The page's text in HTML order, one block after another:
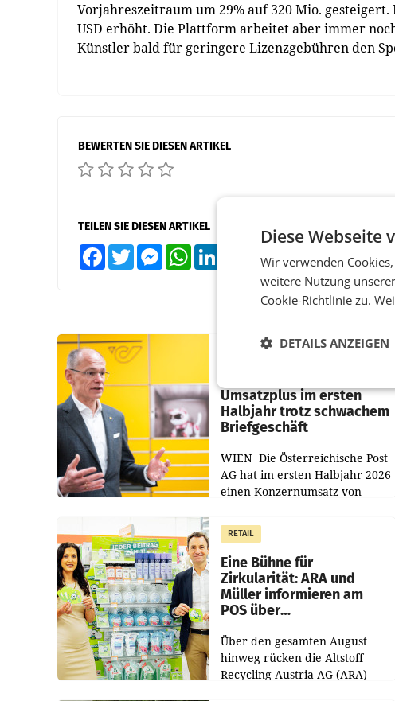
Vorjahreszeitraum um 29% auf 320 Mio.
USD erhöht. Die Plattform arbeitet aber immer
Künstler bald für geringere Lizenzgebühren den
BEWERTEN SIE DIESEN ARTIKEL
TEILEN SIE DIESEN ARTIKEL
FacebookTwitter MessengerWhatsApp
PRIMENEWS
Umsatzplus im ersten
Halbjahr trotz schwachem
Briefgeschäft
WIEN Die Österreichische Post
AG hat im ersten Halbjahr 2026
einen Konzernumsatz von
erwirtschaftet, was einem Plus
von 3,8 Prozent gegenüber
dem Vergleichszeitraum
RETAIL
Eine Bühne für
Zirkularität: ARA und
Müller informieren am
POS über
Über den gesamten August
hinweg rücken die Altstoff
Recycling Austria AG (ARA)
Diese Webseite
Wir verwenden
weitere Nutzung
Cookie-Richtlinie zu.
DETAILS ANZEIGEN